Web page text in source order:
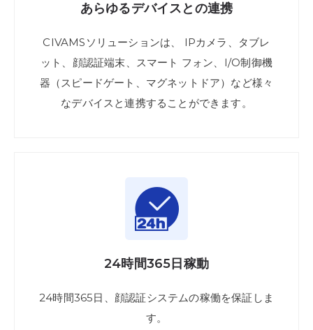
あらゆるデバイスとの連携
CIVAMSソリューションは、 IPカメラ 、タブレ
ット 、顔認証端末、 スマート フォン、 I/O制御機
器 （スピードゲート 、マグネットドア） など様々
なデバイスと連携する ことができます。
24時間365日 稼動
24時間365日 、顔認証システムの稼働を保証 しま
す。